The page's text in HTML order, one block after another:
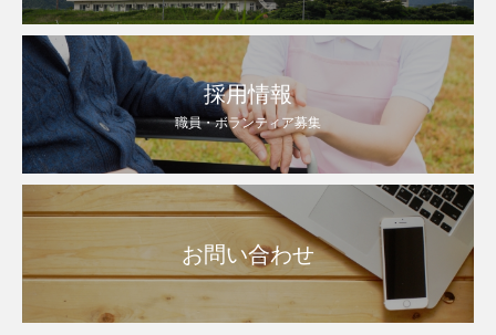
採用情報
職員・ボランティア募集
お問い合わせ